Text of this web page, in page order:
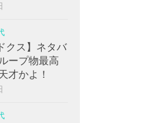
クス】ネタバ
ープ物最高
才かよ！